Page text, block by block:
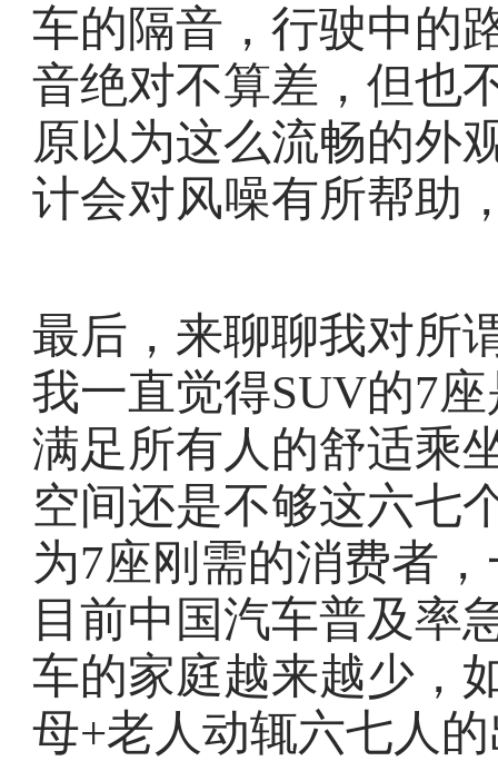
车的隔音，行驶中的
音绝对不算差，但也
原以为这么流畅的外
计会对风噪有所帮助
最后，来聊聊我对所
我一直觉得SUV的7
满足所有人的舒适乘
空间还是不够这六七
为7座刚需的消费者
目前中国汽车普及率
车的家庭越来越少，
母+老人动辄六七人